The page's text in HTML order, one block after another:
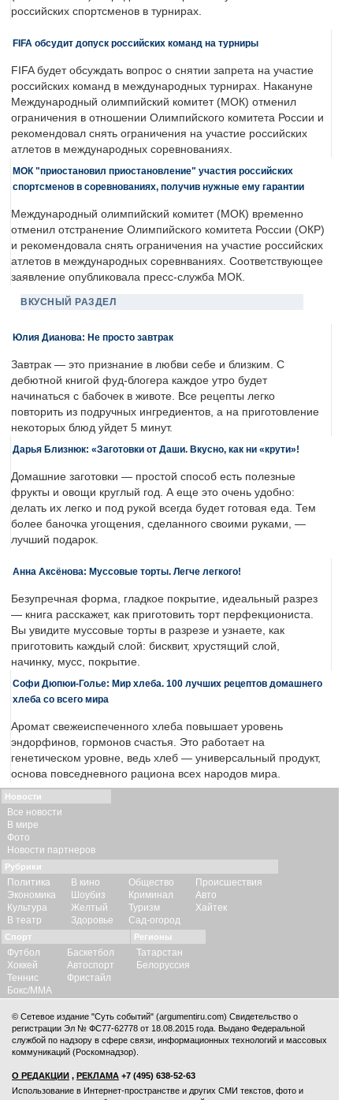
российских спортсменов в турнирах.
FIFA обсудит допуск российских команд на турниры
FIFA будет обсуждать вопрос о снятии запрета на участие
российских команд в международных турнирах. Накануне
Международный олимпийский комитет (МОК) отменил
ограничения в отношении Олимпийского комитета России и
рекомендовал снять ограничения на участие российских
атлетов в международных соревнованиях.
МОК "приостановил приостановление" участия российских
спортсменов в соревнованиях, получив нужные ему гарантии
Международный олимпийский комитет (МОК) временно
отменил отстранение Олимпийского комитета России (ОКР)
и рекомендовала снять ограничения на участие российских
атлетов в международных соревнваниях. Соответствующее
заявление опубликовала пресс-служба МОК.
ВКУСНЫЙ РАЗДЕЛ
Юлия Дианова: Не просто завтрак
Завтрак — это признание в любви себе и близким. С
дебютной книгой фуд-блогера каждое утро будет
начинаться с бабочек в животе. Все рецепты легко
повторить из подручных ингредиентов, а на приготовление
некоторых блюд уйдет 5 минут.
Дарья Близнюк: «Заготовки от Даши. Вкусно, как ни «крути»!
Домашние заготовки — простой способ есть полезные
фрукты и овощи круглый год. А еще это очень удобно:
делать их легко и под рукой всегда будет готовая еда. Тем
более баночка угощения, сделанного своими руками, —
лучший подарок.
Анна Аксёнова: Муссовые торты. Легче легкого!
Безупречная форма, гладкое покрытие, идеальный разрез
— книга расскажет, как приготовить торт перфекциониста.
Вы увидите муссовые торты в разрезе и узнаете, как
приготовить каждый слой: бисквит, хрустящий слой,
начинку, мусс, покрытие.
Софи Дюпюи-Голье: Мир хлеба. 100 лучших рецептов домашнего
хлеба со всего мира
Аромат свежеиспеченного хлеба повышает уровень
эндорфинов, гормонов счастья. Это работает на
генетическом уровне, ведь хлеб — универсальный продукт,
основа повседневного рациона всех народов мира.
Новости
Все новости
В мире
Фото
Новости партнеров
Рубрики
Политика
Экономика
Культура
В театр
В кино
Шоубиз
Желтый
Здоровье
Общество
Криминал
Туризм
Сад-огород
Происшествия
Авто
Хайтек
Спорт
Футбол
Хоккей
Теннис
Бокс/ММА
Баскетбол
Автоспорт
Фристайл
Регионы
Татарстан
Белоруссия
© Сетевое издание "Суть событий" (argumentiru.com) Свидетельство о
регистрации Эл № ФС77-62778 от 18.08.2015 года. Выдано Федеральной
службой по надзору в сфере связи, информационных технологий и массовых
коммуникаций (Роскомнадзор).
О РЕДАКЦИИ , РЕКЛАМА +7 (495) 638-52-63
Использование в Интернет-пространстве и других СМИ текстов, фото и